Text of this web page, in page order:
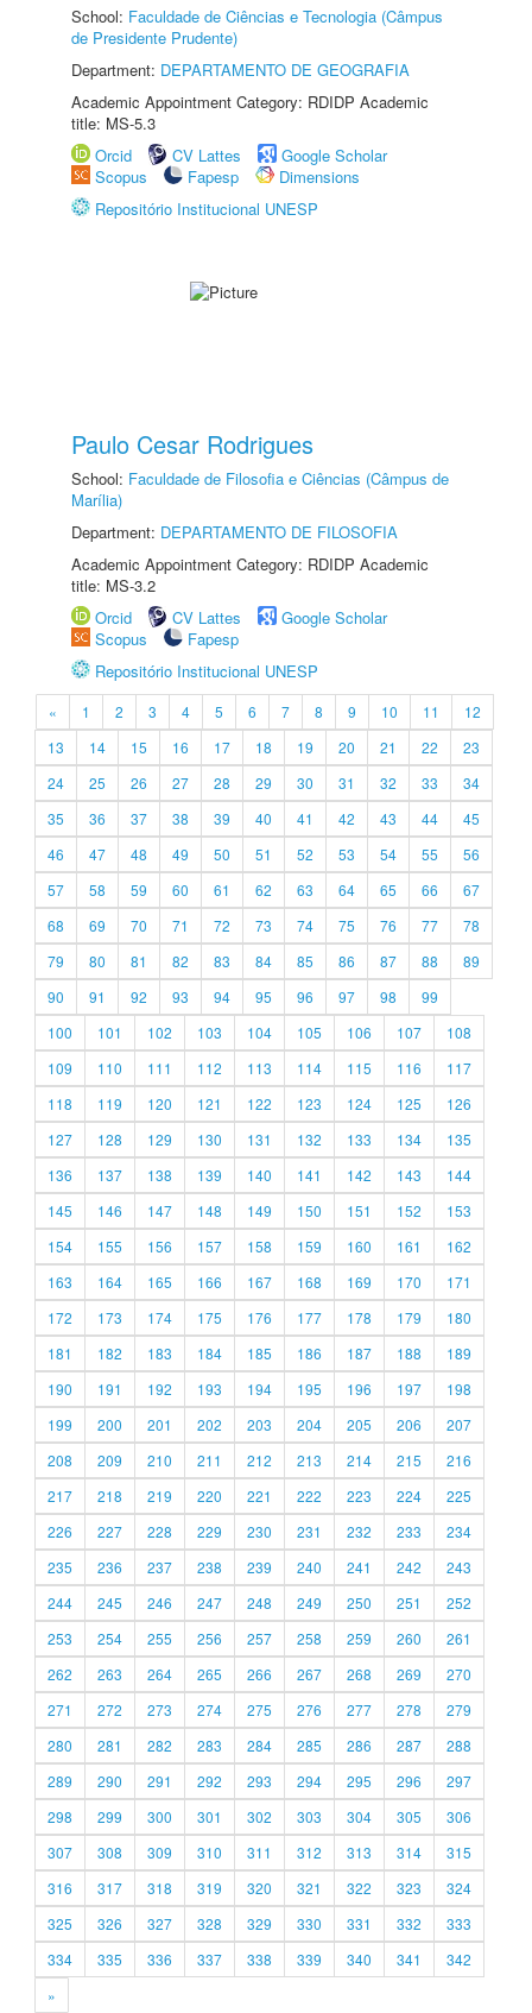
School: Faculdade de Ciências e Tecnologia (Câmpus
de Presidente Prudente)
Department: DEPARTAMENTO DE GEOGRAFIA
Academic Appointment Category: RDIDP Academic
title: MS-5.3
Orcid
CV Lattes
Google Scholar
Scopus
Fapesp
Dimensions
Repositório Institucional UNESP
Paulo Cesar Rodrigues
School: Faculdade de Filosofia e Ciências (Câmpus de
Marília)
Department: DEPARTAMENTO DE FILOSOFIA
Academic Appointment Category: RDIDP Academic
title: MS-3.2
Orcid
CV Lattes
Google Scholar
Scopus
Fapesp
Repositório Institucional UNESP
« 1 2 3 4 5 6 7 8 9 10 11
12
13
14 15 16 17 18 19 20 21 22
23
24
25 26 27 28 29 30 31 32 33
34
35
36 37 38 39 40 41 42 43 44
45
46
47 48 49 50 51 52 53 54 55
56
57
58 59 60 61 62 63 64 65 66
67
68
69 70 71 72 73 74 75 76 77
78
79
80 81 82 83 84 85 86 87 88
89
90
91 92 93 94 95 96 97 98
99
100
101 102 103 104 105 106 107
108
109
110 111 112 113 114 115 116
117
118
119 120 121 122 123 124 125
126
127
128 129 130 131 132 133 134
135
136
137 138 139 140 141 142 143
144
145
146 147 148 149 150 151 152
153
154
155 156 157 158 159 160 161
162
163
164 165 166 167 168 169 170
171
172
173 174 175 176 177 178 179
180
181
182 183 184 185 186 187 188
189
190
191 192 193 194 195 196 197
198
199
200 201 202 203 204 205 206
207
208
209 210 211 212 213 214 215
216
217
218 219 220 221 222 223 224
225
226
227 228 229 230 231 232 233
234
235
236 237 238 239 240 241 242
243
244
245 246 247 248 249 250 251
252
253
254 255 256 257 258 259 260
261
262
263 264 265 266 267 268 269
270
271
272 273 274 275 276 277 278
279
280
281 282 283 284 285 286 287
288
289
290 291 292 293 294 295 296
297
298
299 300 301 302 303 304 305
306
307
308 309 310 311 312 313 314
315
316
317 318 319 320 321 322 323
324
325
326 327 328 329 330 331 332
333
334
335 336 337 338 339 340 341
342
»